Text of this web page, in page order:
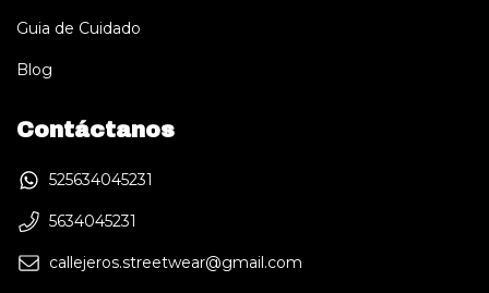
Guia de Cuidado
Blog
Contáctanos
525634045231
5634045231
callejeros.streetwear@gmail.com